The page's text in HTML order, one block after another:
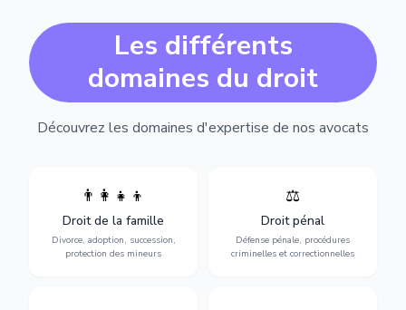
Les différents
domaines du droit
Découvrez les domaines d'expertise de nos avocats
👨‍👩‍👧‍👦
Droit de la famille
Divorce, adoption, succession,
protection des mineurs
Divorce, garde d'enfants,
adoption, succession et
protection des personnes
vulnérables.
⚖️
Droit pénal
Défense pénale, procédures
criminelles et correctionnelles
Expertise en matière pénale,
vue jusqu'au procès, pour
toute affaire correctionnelle
ou criminelle.